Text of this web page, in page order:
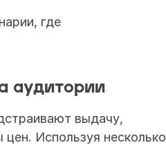
где
аудитории
выдачу,
Используя несколько